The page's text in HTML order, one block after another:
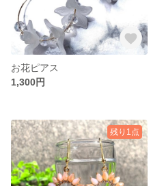
お花ピアス
1,300円
残り1点